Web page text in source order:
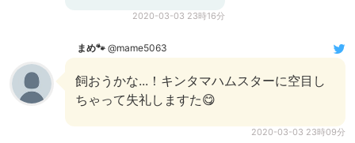
2020-03-03 23時16分
まめ🐾 @mame5063
飼おうかな...！キンタマハムスターに空目し
ちゃって失礼しますた😋
2020-03-03 23時09分